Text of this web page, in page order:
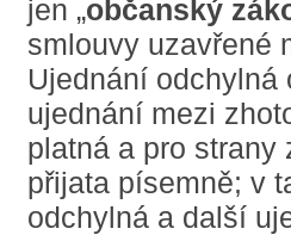
jen „občanský
smlouvy uzavřené
Ujednání odchylná
ujednání mezi
platná a pro strany
přijata písemně; v
odchylná a další